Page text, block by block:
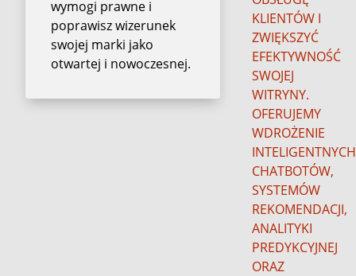
wymogi prawne i
poprawisz wizerunek
swojej marki jako
otwartej i nowoczesnej.
KLIENTÓW I
ZWIĘKSZYĆ
EFEKTYWNOŚĆ
SWOJEJ
WITRYNY.
OFERUJEMY
WDROŻENIE
INTELIGENTNYCH
CHATBOTÓW,
SYSTEMÓW
REKOMENDACJI,
ANALITYKI
PREDYKCYJNEJ
ORAZ